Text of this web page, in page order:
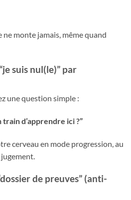
monte jamais, même quand
suis nul(le)” par
une question simple :
train d’apprendre ici ?”
cerveau en mode progression, au
de preuves” (anti-